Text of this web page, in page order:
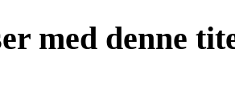
med denne